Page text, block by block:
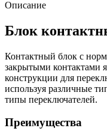
Описание
Блок
Контактный блок c
закрытыми контактами
конструкции для
используя различные
типы переключателей.
Преимущества